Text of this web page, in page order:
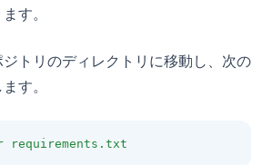
す。
トリのディレクトリに移動し、次の
す。
requirements.txt